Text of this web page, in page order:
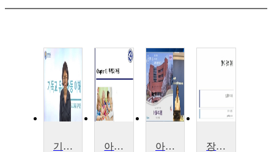
기독교유아아동이해 아동간호학 아동권리와 이해 장애아동의 이해